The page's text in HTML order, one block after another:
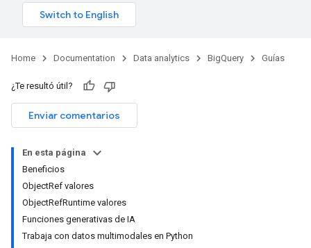
Home Documentation Data analytics BigQuery Guías
¿Te resultó útil?
Enviar comentarios
En esta página
Beneficios
ObjectRef valores
ObjectRefRuntime valores
Funciones generativas de IA
Trabaja con datos multimodales en Python